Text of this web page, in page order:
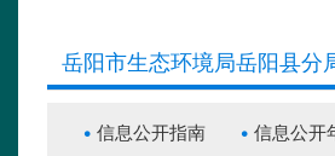
岳阳市生态环境局岳阳县分
信息公开指南
信息公开